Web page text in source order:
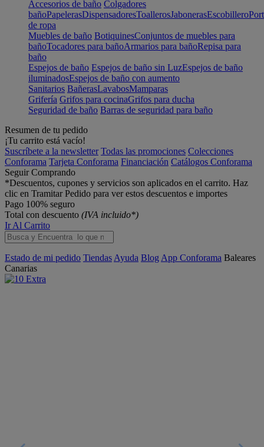
Accesorios de baño Colgadores
bañoPapelerasDispensadoresToallerosJabonerasEscobillero
de ropa
Muebles de baño BotiquinesConjuntos de muebles para
bañoTocadores para bañoArmarios para bañoRepisa para
baño
Espejos de baño Espejos de baño sin LuzEspejos de baño
iluminadosEspejos de baño con aumento
Sanitarios BañerasLavabosMamparas
Grifería Grifos para cocinaGrifos para ducha
Seguridad de baño Barras de seguridad para baño
Resumen de tu pedido
¡Tu carrito está vacío!
Suscríbete a la newsletter Todas las promociones Colecciones
Conforama Tarjeta Conforama Financiación Catálogos Conforama
Seguir Comprando
*Descuentos, cupones y servicios son aplicados en el carrito. Haz
clic en Tramitar Pedido para ver estos descuentos e importes
Pago 100% seguro
Total con descuento (IVA incluido*)
Ir Al Carrito
Estado de mi pedido Tiendas Ayuda Blog App Conforama Baleares
Canarias